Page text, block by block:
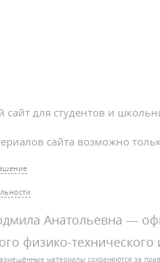
сайт для студентов и
сайта возможно
Анатольевна —
физико-технического
материалы сохраняются за